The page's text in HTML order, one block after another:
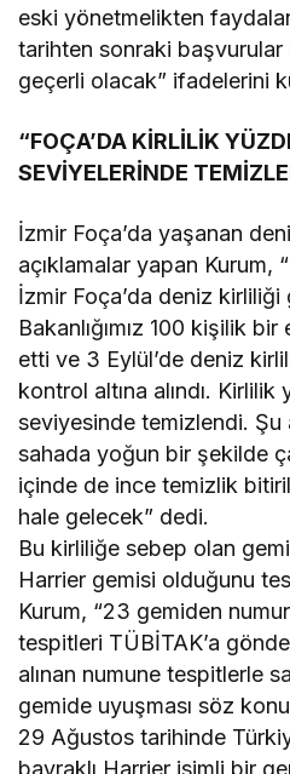
eski yönetmelikten
tarihten sonraki
geçerli olacak” ifadelerini
“FOÇA’DA KİRLİLİK
SEVİYELERİNDE
İzmir Foça’da yaşanan
açıklamalar yapan Kurum,
İzmir Foça’da deniz kirliliği
Bakanlığımız 100 kişilik
etti ve 3 Eylül’de deniz
kontrol altına alındı.
seviyesinde temizlendi.
sahada yoğun bir şekilde
içinde de ince temizlik
hale gelecek” dedi.
Bu kirliliğe sebep olan
Harrier gemisi olduğunu
Kurum, “23 gemiden
tespitleri TÜBİTAK’a
alınan numune tespitlerle
gemide uyuşması söz
29 Ağustos tarihinde
bayraklı Harrier isimli bir